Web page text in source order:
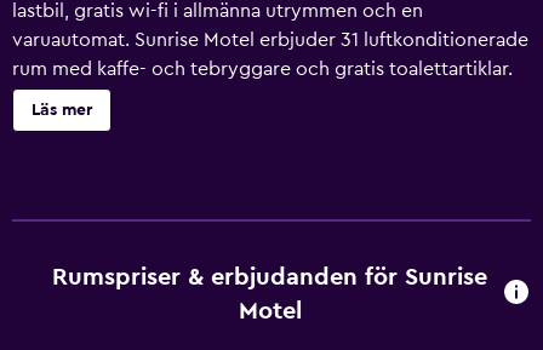
lastbil, gratis wi-fi i allmänna utrymmen och en
varuautomat. Sunrise Motel erbjuder 31 luftkonditionerade
rum med kaffe- och tebryggare och gratis toalettartiklar.
40-tums platt-tv med digitalkanaler. På rummet finns
kylskåp och mikrovågsugn. Gäster har tillgång till gratis
Läs mer
Rumspriser & erbjudanden för Sunrise
Motel